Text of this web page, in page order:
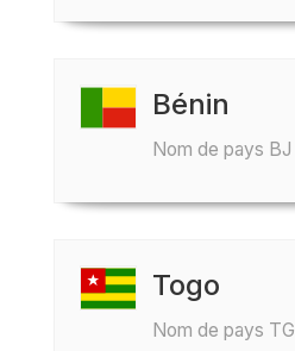
Bénin
Nom de pays BJ
Togo
Nom de pays TG